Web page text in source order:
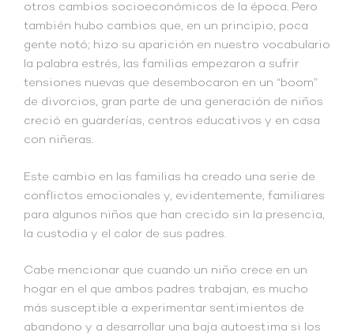
otros cambios socioeconómicos de la época. Pero
también hubo cambios que, en un principio, poca
gente notó; hizo su aparición en nuestro vocabulario
la palabra estrés, las familias empezaron a sufrir
tensiones nuevas que desembocaron en un “boom”
de divorcios, gran parte de una generación de niños
creció en guarderías, centros educativos y en casa
con niñeras.
Este cambio en las familias ha creado una serie de
conflictos emocionales y, evidentemente, familiares
para algunos niños que han crecido sin la presencia,
la custodia y el calor de sus padres.
Cabe mencionar que cuando un niño crece en un
hogar en el que ambos padres trabajan, es mucho
más susceptible a experimentar sentimientos de
abandono y a desarrollar una baja autoestima si los